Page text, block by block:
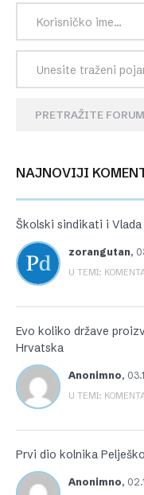
PRETRAŽITE FORUM
NAJNOVIJI
Školski sindikati i
zorangutan,
U TEMI:
Evo koliko države
Hrvatska
Anonimno,
U TEMI:
Prvi dio kolnika
Anonimno,